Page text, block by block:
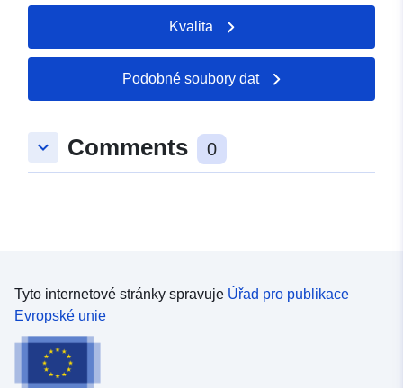
Místní: Souřadnice: [ [ 5.8190819,
51.2261873 ], [ 9.2162526,
51.2261873 ], [ 9.2162526,
48.6235327 ], [ 5.8190819,
Typ: Polygon
Kvalita
Podobné soubory dat
keyboard_arrow_down Comments 0
Tyto internetové stránky spravuje Úřad pro publikace
Evropské unie